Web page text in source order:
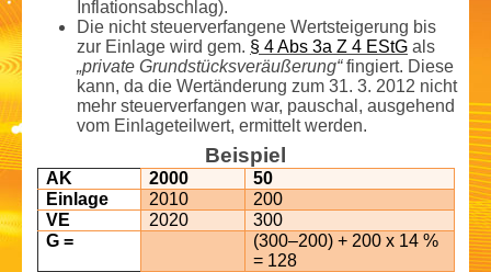
Inflationsabschlag).
Die nicht steuerverfangene Wertsteigerung bis
zur Einlage wird gem. § 4 Abs 3a Z 4 EStG als
„private Grundstücksveräußerung“fingiert. Diese
kann, da die Wertänderung zum 31. 3. 2012 nicht
mehr steuerverfangen war, pauschal, ausgehend
vom Einlageteil­wert, ermittelt werden.
Beispiel
AK 2000
50
Einlage
2010
200
VE
2020
300
G =
(300–200) + 200 x 14 %
= 128